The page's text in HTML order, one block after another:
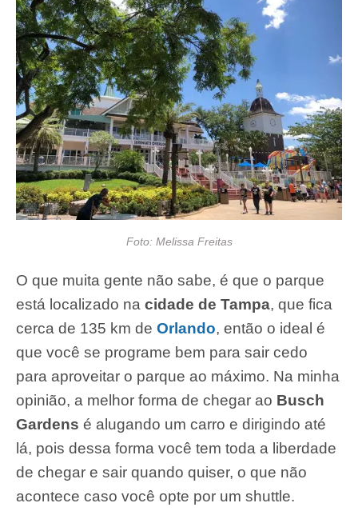
Foto: Melissa Freitas
O que muita gente não sabe, é que o parque
está localizado na cidade de Tampa, que fica
cerca de 135 km de Orlando, então o ideal é
que você se programe bem para sair cedo
para aproveitar o parque ao máximo. Na minha
opinião, a melhor forma de chegar ao Busch
Gardens é alugando um carro e dirigindo até
lá, pois dessa forma você tem toda a liberdade
de chegar e sair quando quiser, o que não
acontece caso você opte por um shuttle.